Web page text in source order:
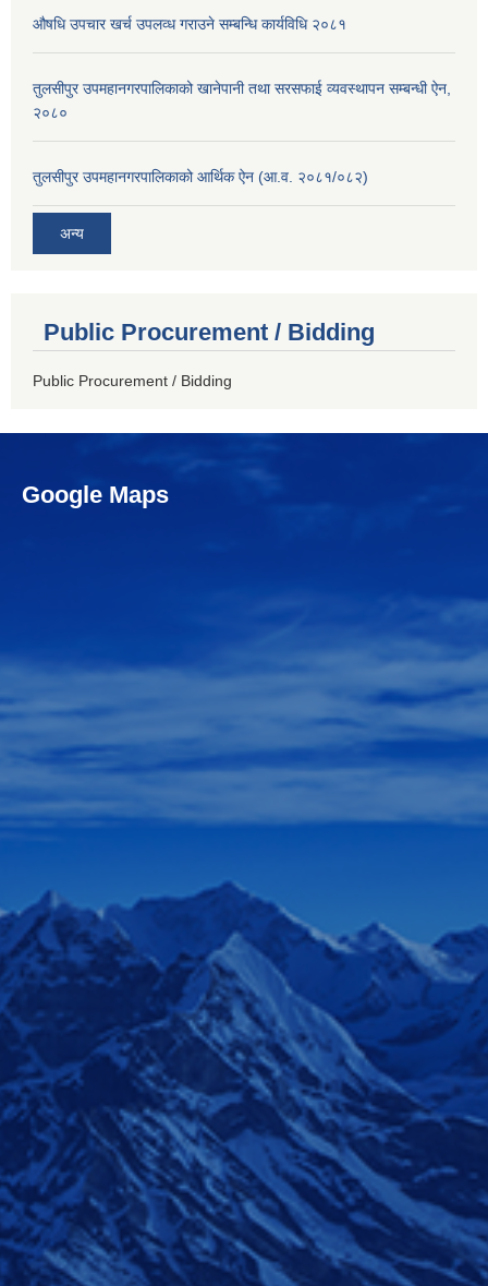
औषधि उपचार खर्च उपलव्ध गराउने सम्बन्धि कार्यविधि २०८१
तुलसीपुर उपमहानगरपालिकाको खानेपानी तथा सरसफाई व्यवस्थापन सम्बन्धी ऐन,
२०८०
तुलसीपुर उपमहानगरपालिकाको आर्थिक ऐन (आ.व. २०८१/०८२)
अन्य
Public Procurement / Bidding
Public Procurement / Bidding
Google Maps